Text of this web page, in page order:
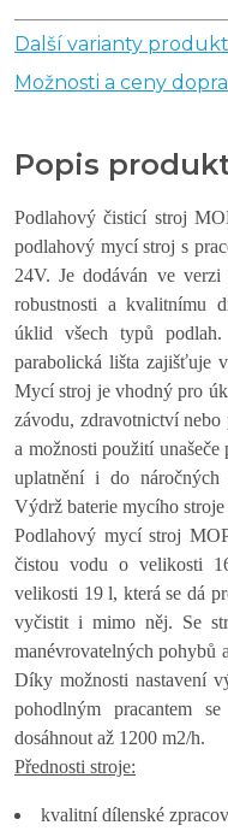
Další varianty
Možnosti a ceny
Popis
Podlahový čisticí stroj
podlahový mycí stroj s
24V. Je dodáván ve
robustnosti a kvalitnímu
úklid všech typů
parabolická lišta zajišťuje
Mycí stroj je vhodný pro
závodu, zdravotnictví
a možnosti použití unašeče
uplatnění i do náročných
Výdrž baterie mycího
Podlahový mycí stroj
čistou vodu o velikosti
velikosti 19 l, která se dá
vyčistit i mimo něj. Se
manévrovatelných pohybů
Díky možnosti nastavení
pohodlným pracantem
dosáhnout až 1200 m2/h.
Přednosti stroje:
kvalitní dílenské